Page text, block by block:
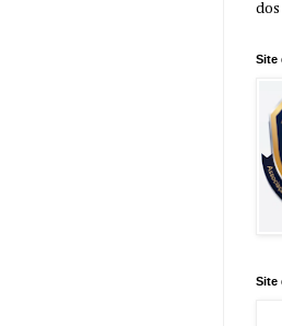
dos
Site
Site